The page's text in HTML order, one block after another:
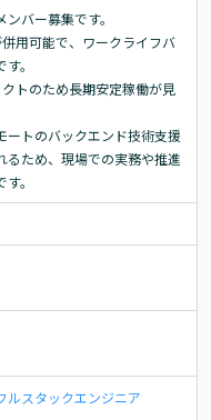
バー募集です。
用可能で、ワークライフバ
。
トのため長期安定稼働が見
ートのバックエンド技術支援
るため、現場での実務や推進
。
ルスタックエンジニア